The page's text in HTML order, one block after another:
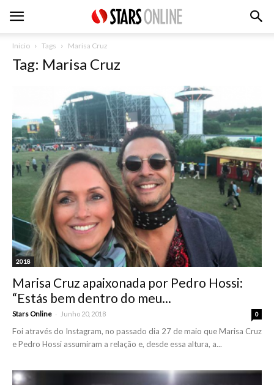
Inicio Tags Marisa Cruz
Tag: Marisa Cruz
2018
Marisa Cruz apaixonada por Pedro Hossi:
“Estás bem dentro do meu...
Stars Online - Junho 20, 2018 0
Foi através do Instagram, no passado dia 27 de maio que Marisa Cruz
e Pedro Hossi assumiram a relação e, desde essa altura, a...